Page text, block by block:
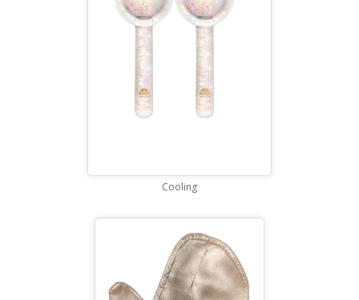
Cooling